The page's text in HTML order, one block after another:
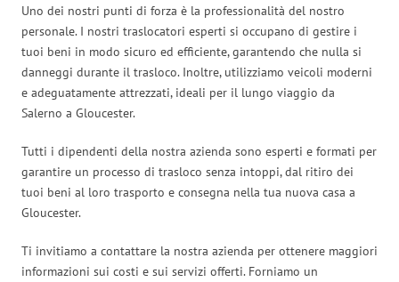
Uno dei nostri punti di forza è la professionalità del nostro
personale. I nostri traslocatori esperti si occupano di gestire i
tuoi beni in modo sicuro ed efficiente, garantendo che nulla si
danneggi durante il trasloco. Inoltre, utilizziamo veicoli moderni
e adeguatamente attrezzati, ideali per il lungo viaggio da
Salerno a Gloucester.
Tutti i dipendenti della nostra azienda sono esperti e formati per
garantire un processo di trasloco senza intoppi, dal ritiro dei
tuoi beni al loro trasporto e consegna nella tua nuova casa a
Gloucester.
Ti invitiamo a contattare la nostra azienda per ottenere maggiori
informazioni sui costi e sui servizi offerti. Forniamo un